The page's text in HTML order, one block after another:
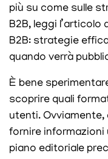
più su come sulle
B2B, leggi l’articolo
B2B: strategie
quando verrà
È bene
scoprire quali
utenti. Ovviamente,
fornire informazioni
piano editoriale